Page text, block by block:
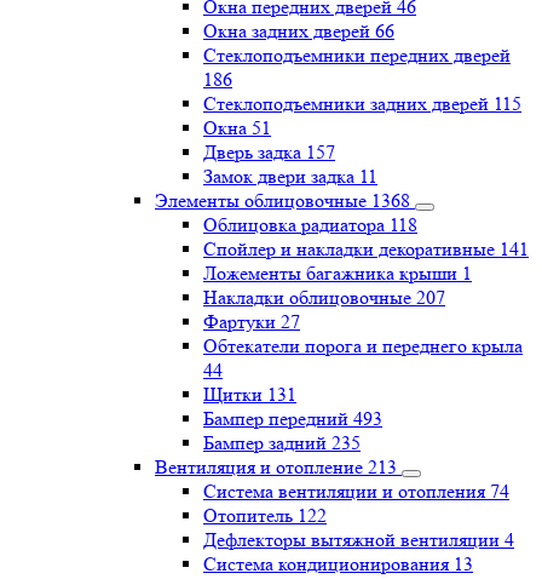
Окна передних дверей 46
Окна задних дверей 66
Стеклоподъемники передних дверей
186
Стеклоподъемники задних дверей 115
Окна 51
Дверь задка 157
Замок двери задка 11
Элементы облицовочные 1368
Облицовка радиатора 118
Спойлер и накладки декоративные 141
Ложементы багажника крыши 1
Накладки облицовочные 207
Фартуки 27
Обтекатели порога и переднего крыла
44
Щитки 131
Бампер передний 493
Бампер задний 235
Вентиляция и отопление 213
Система вентиляции и отопления 74
Отопитель 122
Дефлекторы вытяжной вентиляции 4
Система кондиционирования 13